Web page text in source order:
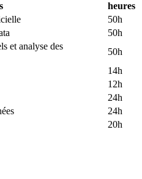
heures
50h
50h
et analyse des
50h
14h
12h
24h
24h
20h